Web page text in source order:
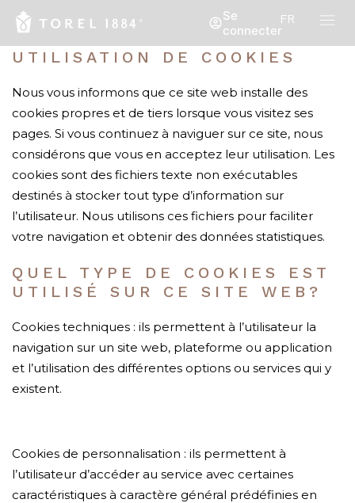
FR
Se
connecter
UTILISATION DE COOKIES
Nous vous informons que ce site web installe des
cookies propres et de tiers lorsque vous visitez ses
pages. Si vous continuez à naviguer sur ce site, nous
considérons que vous en acceptez leur utilisation. Les
cookies sont des fichiers texte non exécutables
destinés à stocker tout type d’information sur
l’utilisateur. Nous utilisons ces fichiers pour faciliter
votre navigation et obtenir des données statistiques.
QUEL TYPE DE COOKIES EST
UTILISÉ SUR CE SITE WEB?
Cookies techniques : ils permettent à l’utilisateur la
navigation sur un site web, plateforme ou application
et l’utilisation des différentes options ou services qui y
existent.
Cookies de personnalisation : ils permettent à
l’utilisateur d’accéder au service avec certaines
caractéristiques à caractère général prédéfinies en